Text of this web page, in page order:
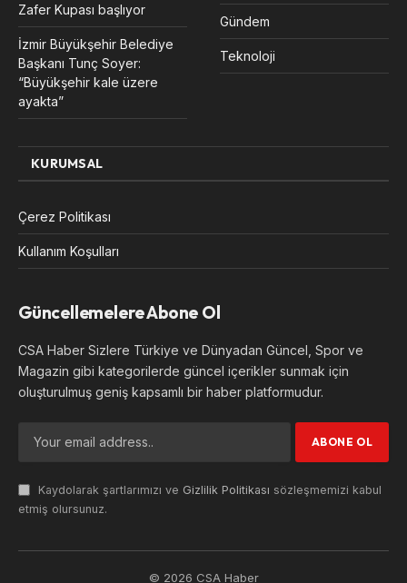
Zafer Kupası başlıyor
İzmir Büyükşehir Belediye
Başkanı Tunç Soyer:
“Büyükşehir kale üzere
ayakta”
Gündem
Teknoloji
KURUMSAL
Çerez Politikası
Kullanım Koşulları
Güncellemelere Abone Ol
CSA Haber Sizlere Türkiye ve Dünyadan Güncel, Spor ve
Magazin gibi kategorilerde güncel içerikler sunmak için
oluşturulmuş geniş kapsamlı bir haber platformudur.
Kaydolarak şartlarımızı ve Gizlilik Politikası sözleşmemizi kabul
etmiş olursunuz.
© 2026 CSA Haber